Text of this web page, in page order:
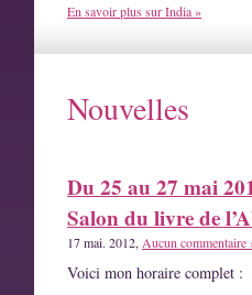
En savoir plus sur India »
Nouvelles
Du 25 au 27 mai
Salon du livre de
17 mai. 2012, Aucun commentaire
Voici mon horaire complet :